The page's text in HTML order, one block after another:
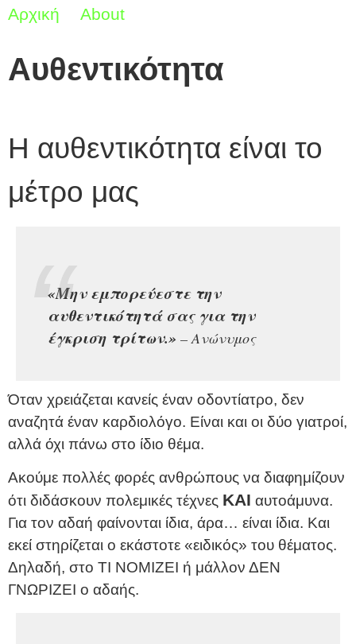
Αρχική About
Αυθεντικότητα
Η αυθεντικότητα είναι το
μέτρο μας
«Μην εμπορεύεστε την
αυθεντικότητά σας για την
έγκριση τρίτων.» – Ανώνυμος
Όταν χρειάζεται κανείς έναν οδοντίατρο, δεν
αναζητά έναν καρδιολόγο. Είναι και οι δύο γιατροί,
αλλά όχι πάνω στο ίδιο θέμα.
Ακούμε πολλές φορές ανθρώπους να διαφημίζουν
ότι διδάσκουν πολεμικές τέχνες ΚΑΙ αυτοάμυνα.
Για τον αδαή φαίνονται ίδια, άρα… είναι ίδια. Και
εκεί στηρίζεται ο εκάστοτε «ειδικός» του θέματος.
Δηλαδή, στο ΤΙ ΝΟΜΙΖΕΙ ή μάλλον ΔΕΝ
ΓΝΩΡΙΖΕΙ ο αδαής.